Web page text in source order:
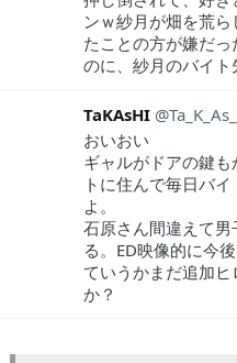
ンｗ紗月が畑を荒
たことの方が嫌だ
のに、紗月のバイ
TaKAsHI
おいおい
ギャルがドアの鍵
トに住んで毎日バ
よ。
石原さん間違えて
る。ED映像的に今
ていうかまだ追加
か？